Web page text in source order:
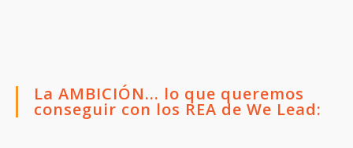
La AMBICIÓN... lo que queremos
conseguir con los REA de We Lead: